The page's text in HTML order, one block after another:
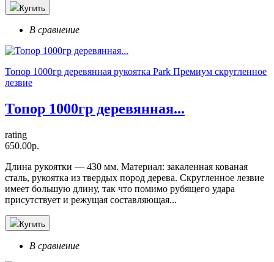
Купить
В сравнение
Топор 1000гр деревянная рукоятка Park Премиум скругленное
лезвие
Топор 1000гр деревянная...
rating
650.00р.
Длина рукоятки — 430 мм. Материал: закаленная кованая
сталь, рукоятка из твердых пород дерева. Скругленное лезвие
имеет большую длину, так что помимо рубящего удара
присутствует и режущая составляющая...
Купить
В сравнение